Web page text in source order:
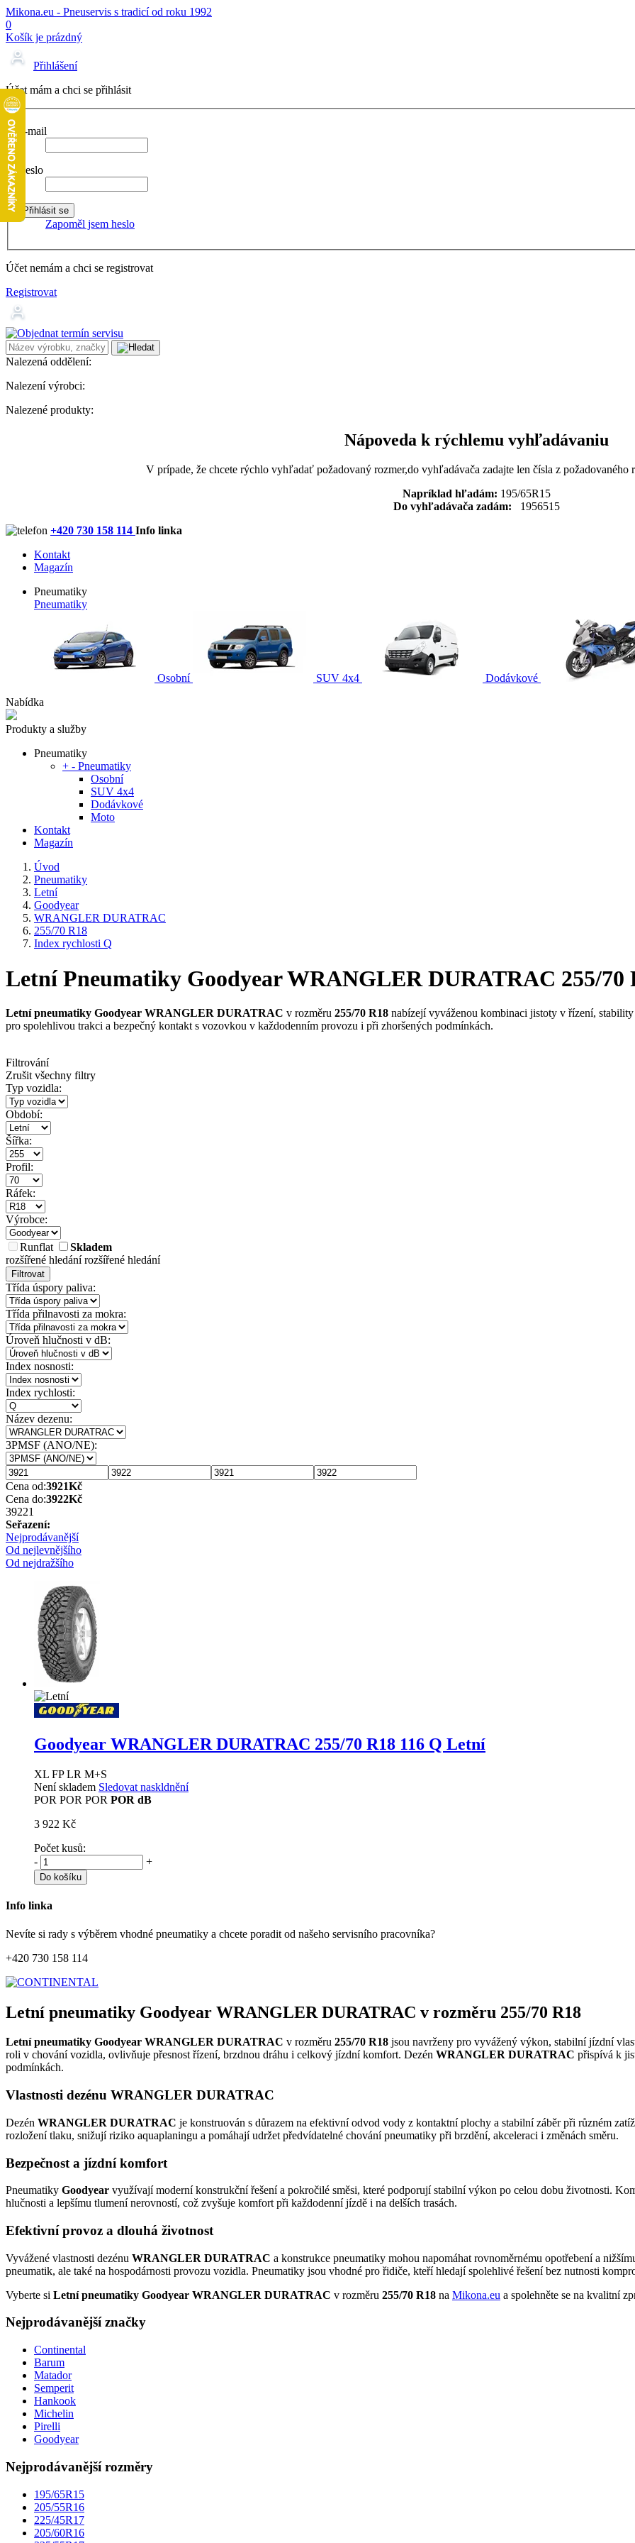
Mikona.eu - Pneuservis s tradicí od roku 1992
0
Košík je prázdný
Přihlášení
Účet mám a chci se přihlásit
E-mail
Heslo
Zapoměl jsem heslo
Účet nemám a chci se registrovat
Registrovat
Nalezená oddělení:
Nalezení výrobci:
Nalezené produkty:
Nápoveda k rýchlemu vyhľadávaniu
V prípade, že chcete rýchlo vyhľadať požadovaný rozmer,do vyhľadávača zadajte len čísla z
Napríklad hľadám: 195/65R15
Do vyhľadávača zadám: 1956515
+420 730 158 114 Info linka
Kontakt
Magazín
Pneumatiky
Pneumatiky
Osobní SUV 4x4
Dodávkové
Nabídka
Produkty a služby
Pneumatiky
+ - Pneumatiky
Osobní
SUV 4x4
Dodávkové
Moto
Kontakt
Magazín
Úvod
Pneumatiky
Letní
Goodyear
WRANGLER DURATRAC
255/70 R18
Index rychlosti Q
Letní Pneumatiky Goodyear WRANGLER DURATRAC 255/70
Letní pneumatiky Goodyear WRANGLER DURATRAC v rozměru 255/70 R18 nabízejí vyváženou kombinaci jistoty v řízení,
pro spolehlivou trakci a bezpečný kontakt s vozovkou v každodenním provozu i při zhoršených podmínkách.
Filtrování
Zrušit všechny filtry
Typ vozidla:
Období:
Šířka:
Profil:
Ráfek:
Výrobce:
Runflat
Skladem
rozšířené hledánírozšířené hledání
Filtrovat
Třída úspory paliva:
Třída přilnavosti za mokra:
Úroveň hlučnosti v dB:
Index nosnosti:
Index rychlosti:
Název dezenu:
3PMSF (ANO/NE):
Cena od:3921Kč
Cena do:3922Kč
39221
Seřazení:
Nejprodávanější
Od nejlevnějšího
Od nejdražšího
Goodyear WRANGLER DURATRAC 255/70 R18 116 Q Letní
XL FP LR M+S
Není skladem Sledovat naskldnění
POR POR POR POR dB
3 922 Kč
Počet kusů:
-
+
Do košíku
Info linka
Nevíte si rady s výběrem vhodné pneumatiky a chcete poradit od našeho servisního pracovníka?
+420 730 158 114
Letní pneumatiky Goodyear WRANGLER DURATRAC v rozměru 255/70 R18
Letní pneumatiky Goodyear WRANGLER DURATRAC v rozměru 255/70 R18 jsou navrženy pro vyvážený výkon, stabilní jízdní
roli v chování vozidla, ovlivňuje přesnost řízení, brzdnou dráhu i celkový jízdní komfort. Dezén WRANGLER DURATRAC přispívá k
podmínkách.
Vlastnosti dezénu WRANGLER DURATRAC
Dezén WRANGLER DURATRAC je konstruován s důrazem na efektivní odvod vody z kontaktní plochy a stabilní záběr při různém
rozložení tlaku, snižují riziko aquaplaningu a pomáhají udržet předvídatelné chování pneumatiky při brzdění, akceleraci i změnách směru.
Bezpečnost a jízdní komfort
Pneumatiky Goodyear využívají moderní konstrukční řešení a pokročilé směsi, které podporují stabilní výkon po celou dobu životnosti.
hlučnosti a lepšímu tlumení nerovností, což zvyšuje komfort při každodenní jízdě i na delších trasách.
Efektivní provoz a dlouhá životnost
Vyvážené vlastnosti dezénu WRANGLER DURATRAC a konstrukce pneumatiky mohou napomáhat rovnoměrnému opotřebení a
pneumatik, ale také na hospodárnosti provozu vozidla. Pneumatiky jsou vhodné pro řidiče, kteří hledají spolehlivé řešení bez nutnosti
Vyberte si Letní pneumatiky Goodyear WRANGLER DURATRAC v rozměru 255/70 R18 na Mikona.eu a spolehněte se na kvalitní
Nejprodávanější značky
Continental
Barum
Matador
Semperit
Hankook
Michelin
Pirelli
Goodyear
Nejprodávanější rozměry
195/65R15
205/55R16
225/45R17
205/60R16